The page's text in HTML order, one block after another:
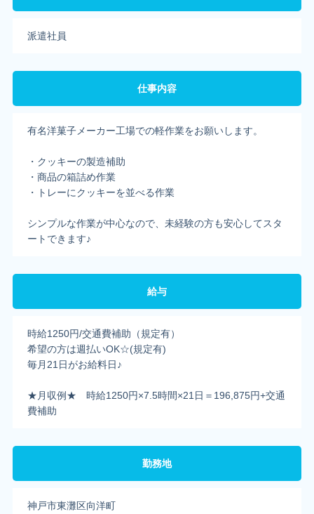
派遣社員
仕事内容
有名洋菓子メーカー工場での軽作業をお願いします。
・クッキーの製造補助
・商品の箱詰め作業
・トレーにクッキーを並べる作業
シンプルな作業が中心なので、未経験の方も安心してスタ
ートできます♪
給与
時給1250円/交通費補助（規定有）
希望の方は週払いOK☆(規定有)
毎月21日がお給料日♪
★月収例★ 時給1250円×7.5時間×21日＝196,875円+交通
費補助
勤務地
神戸市東灘区向洋町